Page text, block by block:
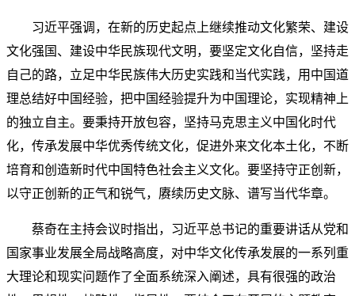
习近平强调，在新的历史起点上继续推动文化繁荣、建设
文化强国、建设中华民族现代文明，要坚定文化自信，坚持走
自己的路，立足中华民族伟大历史实践和当代实践，用中国道
理总结好中国经验，把中国经验提升为中国理论，实现精神上
的独立自主。要秉持开放包容，坚持马克思主义中国化时代
化，传承发展中华优秀传统文化，促进外来文化本土化，不断
培育和创造新时代中国特色社会主义文化。要坚持守正创新，
以守正创新的正气和锐气，赓续历史文脉、谱写当代华章。
蔡奇在主持会议时指出，习近平总书记的重要讲话从党和
国家事业发展全局战略高度，对中华文化传承发展的一系列重
大理论和现实问题作了全面系统深入阐述，具有很强的政治